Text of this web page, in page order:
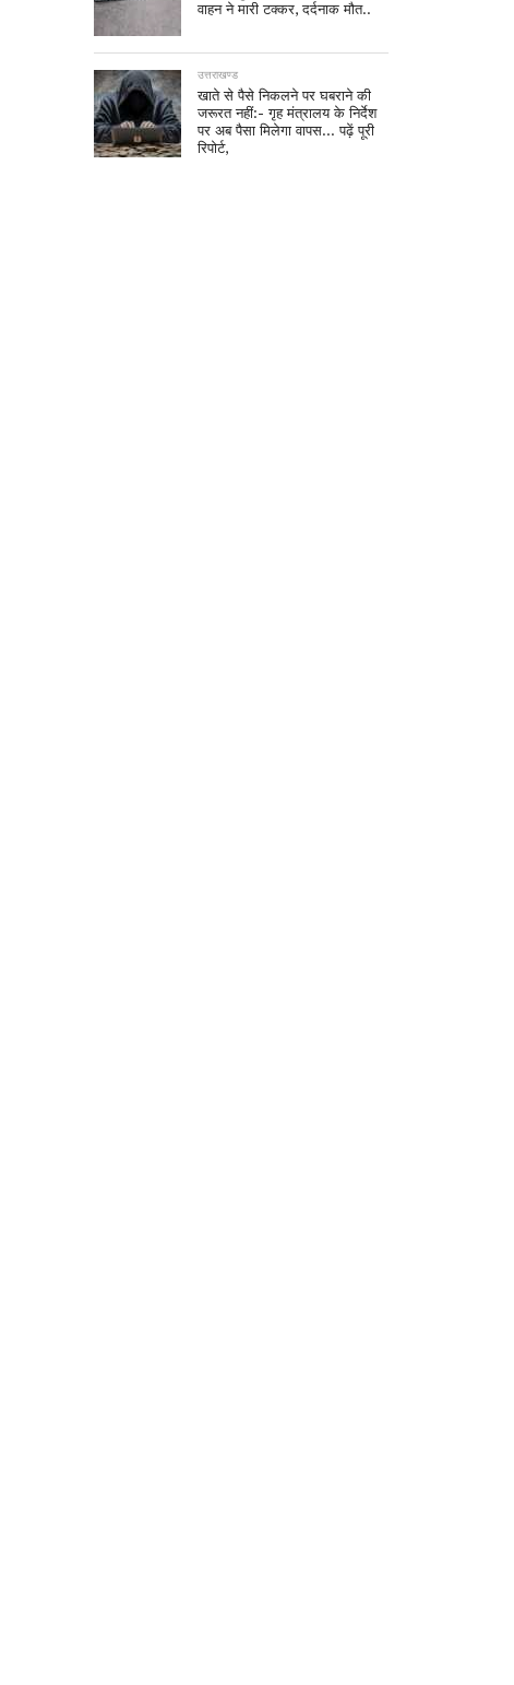
वाहन ने मारी टक्कर, दर्दनाक मौत..
उत्तराखण्ड
खाते से पैसे निकलने पर घबराने की
जरूरत नहीं:- गृह मंत्रालय के निर्देश
पर अब पैसा मिलेगा वापस… पढ़ें पूरी
रिपोर्ट,